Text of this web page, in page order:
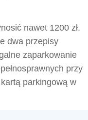
nawet 1200 zł.
dwa przepisy
zaparkowanie
przy
parkingową w